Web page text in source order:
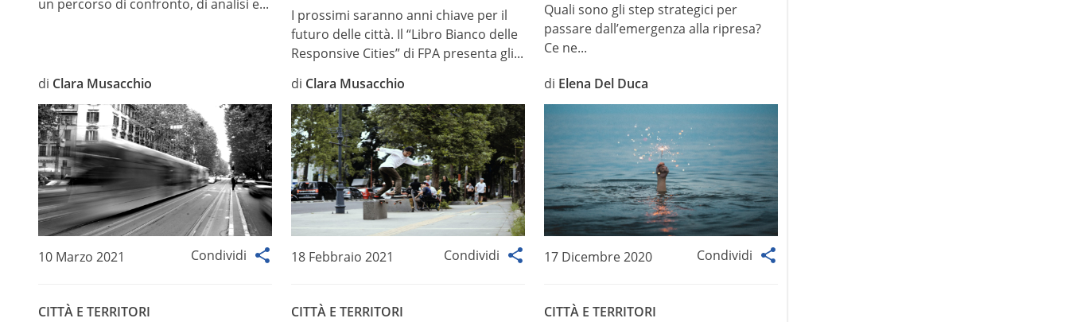
un percorso di confronto, di analisi e...
di Clara Musacchio
10 Marzo 2021 Condividi
I prossimi saranno anni chiave per il
futuro delle città. Il “Libro Bianco delle
Responsive Cities” di FPA presenta gli...
di Clara Musacchio
18 Febbraio 2021 Condividi
Quali sono gli step strategici per
passare dall’emergenza alla ripresa?
Ce ne...
di Elena Del Duca
17 Dicembre 2020 Condividi
CITTÀ E TERRITORI CITTÀ E TERRITORI CITTÀ E TERRITORI